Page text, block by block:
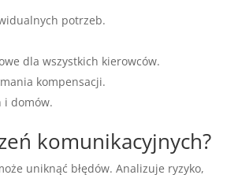
potrzeb.
dla wszystkich kierowców.
kompensacji.
i domów.
komunikacyjnych?
uniknąć błędów. Analizuje ryzyko,